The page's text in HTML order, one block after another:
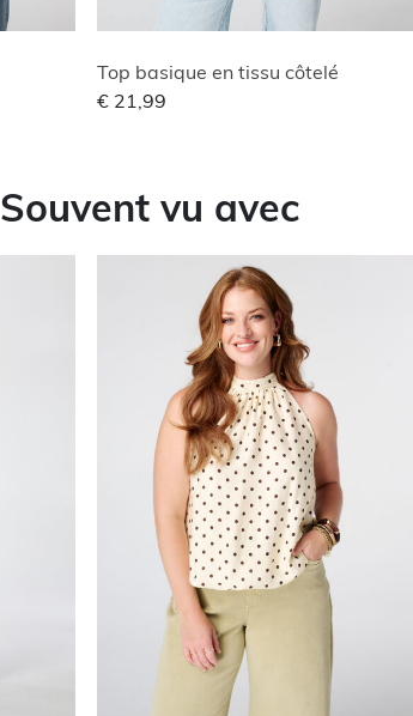
Top basique en tissu côtelé
€ 21,99
Souvent vu avec